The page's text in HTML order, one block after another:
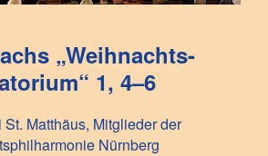
s „Weihnachts-
1, 4–6
St. Matthäus, Mitglieder der
Nürnberg